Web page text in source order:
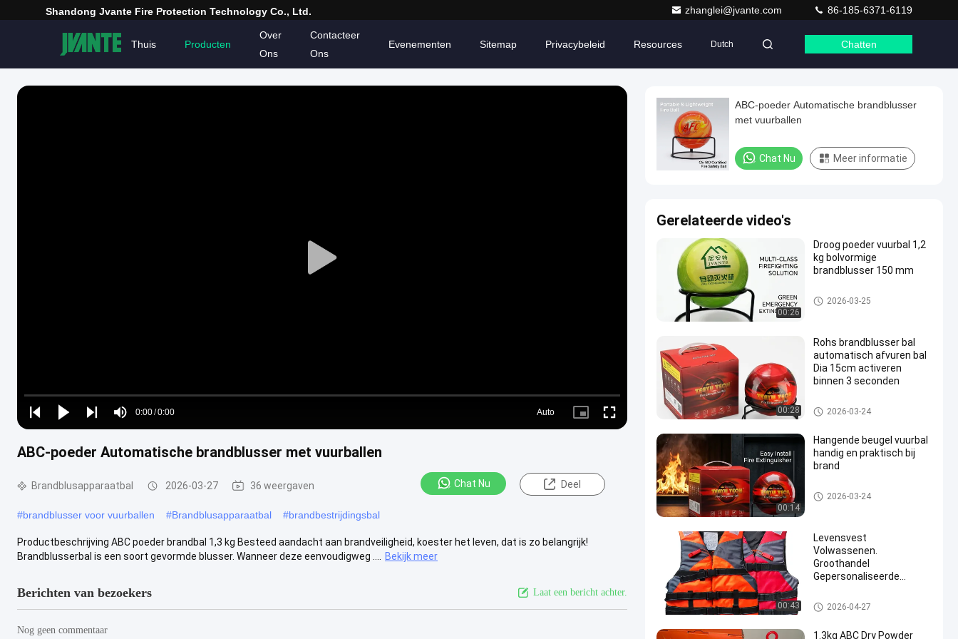
Shandong Jvante Fire Protection Technology Co., Ltd. zhanglei@jvante.com 86-185-6371-6119
Thuis Producten
Over
Ons
Contacteer
Ons
Evenementen Sitemap Privacybeleid Resources Dutch Chatten
Play
Play
Play
Play
Mute
Time
0:00/0:00
Loaded:
0%
Auto
Picture- Fullscreen
ABC-poeder Automatische brandblusser met vuurballen
Brandblusapparaatbal 2026-03-27 36 weergaven Chat Nu Deel
#brandblusser voor vuurballen #Brandblusapparaatbal #brandbestrijdingsbal
Productbeschrijving ABC poeder brandbal 1,3 kg Besteed aandacht aan brandveiligheid, koester het leven, dat is zo belangrijk!
Brandblusserbal is een soort gevormde blusser. Wanneer deze eenvoudigweg ....
Bekijk meer
Berichten van bezoekers Laat een bericht achter.
Nog geen commentaar
ABC-poeder Automatische brandblusser
met vuurballen
Chat Nu Meer informatie
Gerelateerde video's
00:26
Droog poeder vuurbal 1,2
kg bolvormige
brandblusser 150 mm
Brandblusapparaatbal
2026-03-25
00:28
Rohs brandblusser bal
automatisch afvuren bal
Dia 15cm activeren
binnen 3 seconden
Brandblusapparaatbal
2026-03-24
00:14
Hangende beugel vuurbal
handig en praktisch bij
brand
Brandblusapparaatbal
2026-03-24
00:43
Levensvest
Volwassenen.
Groothandel
Gepersonaliseerde
kleuren Levensvest
betaalbaar en praktisch
De Producten van de het leven
sbesparing
2026-04-27
1.3kg ABC Dry Powder